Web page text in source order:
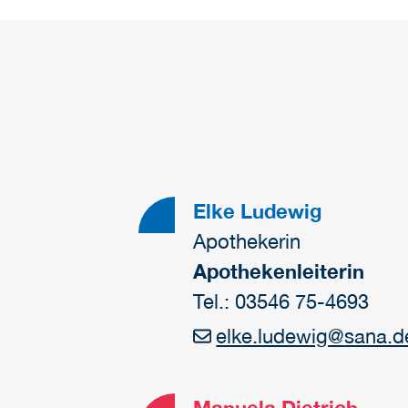
Elke Ludewig
Apothekerin
Apothekenleiterin
Tel.: 03546 75-4693
elke.ludewig@